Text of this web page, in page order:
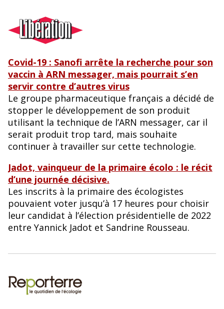
Covid-19 : Sanofi arrête la recherche pour son
vaccin à ARN messager, mais pourrait s’en
servir contre d’autres virus
Le groupe pharmaceutique français a décidé de
stopper le développement de son produit
utilisant la technique de l’ARN messager, car il
serait produit trop tard, mais souhaite
continuer à travailler sur cette technologie.
Jadot, vainqueur de la primaire écolo : le récit
d’une journée décisive.
Les inscrits à la primaire des écologistes
pouvaient voter jusqu’à 17 heures pour choisir
leur candidat à l’élection présidentielle de 2022
entre Yannick Jadot et Sandrine Rousseau.